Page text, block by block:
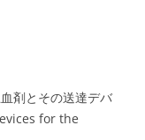
剤とその送達デバ
for the